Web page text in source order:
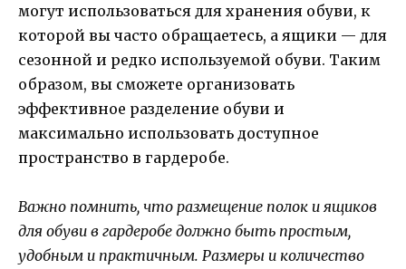
могут использоваться для хранения обуви, к
которой вы часто обращаетесь, а ящики — для
сезонной и редко используемой обуви. Таким
образом, вы сможете организовать
эффективное разделение обуви и
максимально использовать доступное
пространство в гардеробе.
Важно помнить, что размещение полок и ящиков
для обуви в гардеробе должно быть простым,
удобным и практичным. Размеры и количество